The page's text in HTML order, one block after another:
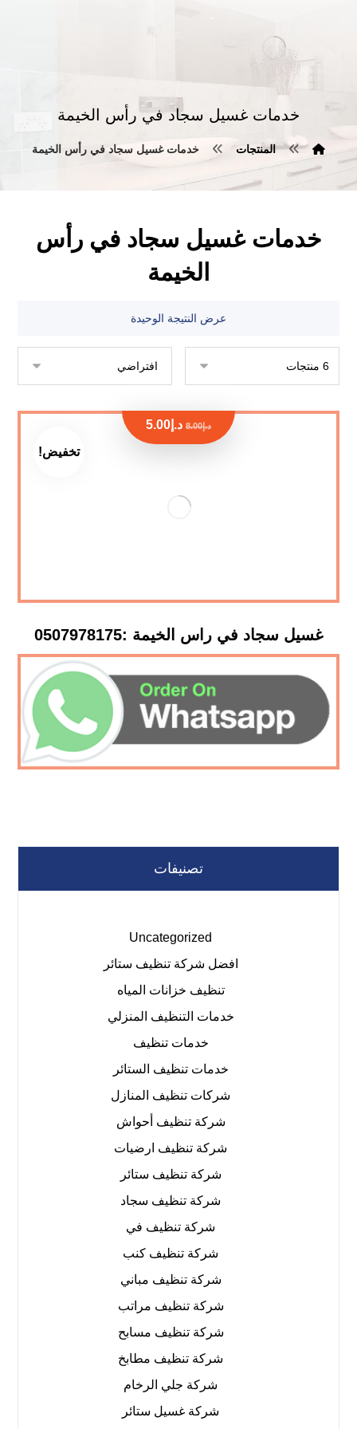
خدمات غسيل سجاد في رأس الخيمة
المنتجات خدمات غسيل سجاد في رأس الخيمة
خدمات غسيل سجاد في رأس
الخيمة
عرض النتيجة الوحيدة
تخفيض!
غسيل سجاد في راس الخيمة :0507978175
د.إ8.00 د.إ 5.00
تصنيفات
Uncategorized
افضل شركة تنظيف ستائر
تنظيف خزانات المياه
خدمات التنظيف المنزلي
خدمات تنظيف
خدمات تنظيف الستائر
شركات تنظيف المنازل
شركة تنظيف أحواش
شركة تنظيف ارضيات
شركة تنظيف ستائر
شركة تنظيف سجاد
شركة تنظيف في
شركة تنظيف كنب
شركة تنظيف مباني
شركة تنظيف مراتب
شركة تنظيف مسابح
شركة تنظيف مطابخ
شركة جلي الرخام
شركة غسيل ستائر